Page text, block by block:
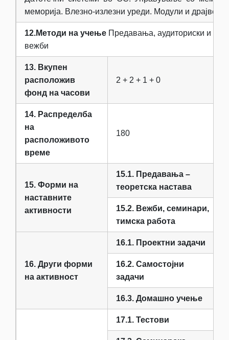
меморија. Влезно-излезни уреди. Модули и драјвери.
12.Методи на учење Предавања, аудиториски и
вежби
13. Вкупен
расположив
фонд на часови
2 + 2 + 1 + 0
14. Распределба
на
расположивото
време
180
15. Форми на
наставните
активности
15.1. Предавања –
теоретска настава
15.2. Вежби, семинари,
тимска работа
16. Други форми
на активност
16.1. Проектни задачи
16.2. Самостојни
задачи
16.3. Домашно учење
17.1. Тестови